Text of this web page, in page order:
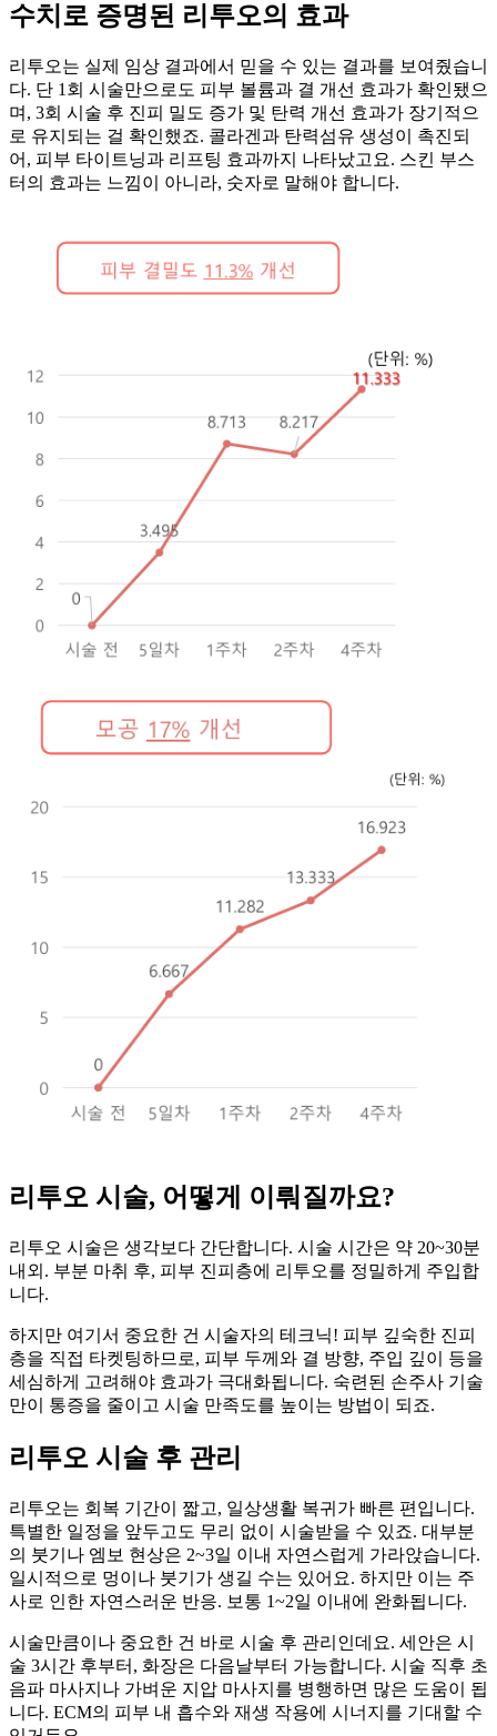
수치로 증명된 리투오의 효과
리투오는 실제 임상 결과에서 믿을 수 있는 결과를 보여줬습니
다. 단 1회 시술만으로도 피부 볼륨과 결 개선 효과가 확인됐으
며, 3회 시술 후 진피 밀도 증가 및 탄력 개선 효과가 장기적으
로 유지되는 걸 확인했죠. 콜라겐과 탄력섬유 생성이 촉진되
어, 피부 타이트닝과 리프팅 효과까지 나타났고요. 스킨 부스
터의 효과는 느낌이 아니라, 숫자로 말해야 합니다.
리투오 시술, 어떻게 이뤄질까요?
리투오 시술은 생각보다 간단합니다. 시술 시간은 약 20~30분
내외. 부분 마취 후, 피부 진피층에 리투오를 정밀하게 주입합
니다.
하지만 여기서 중요한 건 시술자의 테크닉! 피부 깊숙한 진피
층을 직접 타켓팅하므로, 피부 두께와 결 방향, 주입 깊이 등을
세심하게 고려해야 효과가 극대화됩니다. 숙련된 손주사 기술
만이 통증을 줄이고 시술 만족도를 높이는 방법이 되죠.
리투오 시술 후 관리
리투오는 회복 기간이 짧고, 일상생활 복귀가 빠른 편입니다.
특별한 일정을 앞두고도 무리 없이 시술받을 수 있죠. 대부분
의 붓기나 엠보 현상은 2~3일 이내 자연스럽게 가라앉습니다.
일시적으로 멍이나 붓기가 생길 수는 있어요. 하지만 이는 주
사로 인한 자연스러운 반응. 보통 1~2일 이내에 완화됩니다.
시술만큼이나 중요한 건 바로 시술 후 관리인데요. 세안은 시
술 3시간 후부터, 화장은 다음날부터 가능합니다. 시술 직후 초
음파 마사지나 가벼운 지압 마사지를 병행하면 많은 도움이 됩
니다. ECM의 피부 내 흡수와 재생 작용에 시너지를 기대할 수